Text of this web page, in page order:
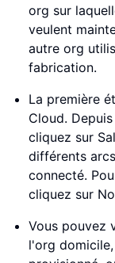
org sur
veulent
autre org
fabrication.
La première
Cloud.
cliquez sur
différents
connecté.
cliquez sur
Vous pouvez
l'org